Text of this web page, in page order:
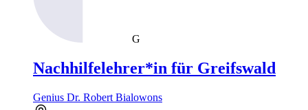
G
Nachhilfelehrer*in für Greifswald
Genius Dr. Robert Bialowons